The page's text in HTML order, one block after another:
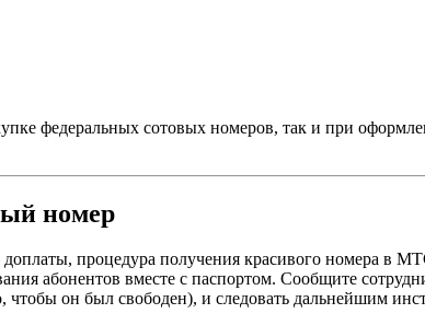
федеральных сотовых номеров, так и при
номер
процедура получения красивого номера в
абонентов вместе с паспортом. Сообщите
чтобы он был свободен), и следовать дальнейшим